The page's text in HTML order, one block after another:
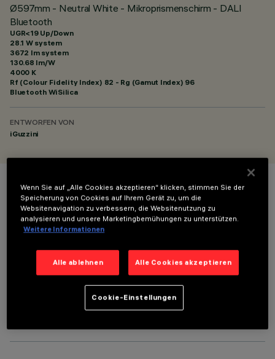
Ø597mm - Neutral White - Mikroprismenschirm - DALI
Bluetooth
UGR<19 Up/Down
28.1 W system
3672 lm system
130.68 lm/W
4000 K
Rf (Colour Fidelity Index) 82 - Rg (Gamut Index) 96
Bluetooth WiSilica
ENTWORFEN VON
iGuzzini
FARBE
OPTIONALE KOMPONENTEN
Wenn Sie auf „Alle Cookies akzeptieren“ klicken, stimmen Sie der
Speicherung von Cookies auf Ihrem Gerät zu, um die
Websitenavigation zu verbessern, die Websitenutzung zu
analysieren und unsere Marketingbemühungen zu unterstützen.
Weitere Informationen
Alle ablehnen Alle Cookies akzeptieren
Cookie-Einstellungen